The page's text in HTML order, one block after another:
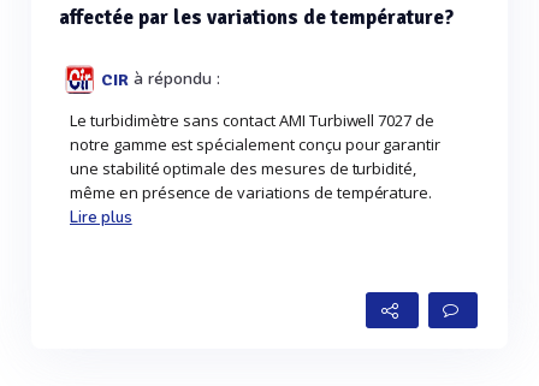
affectée par les variations de température?
CIR à répondu :
Le turbidimètre sans contact AMI Turbiwell 7027 de
notre gamme est spécialement conçu pour garantir
une stabilité optimale des mesures de turbidité,
même en présence de variations de température.
Lire plus